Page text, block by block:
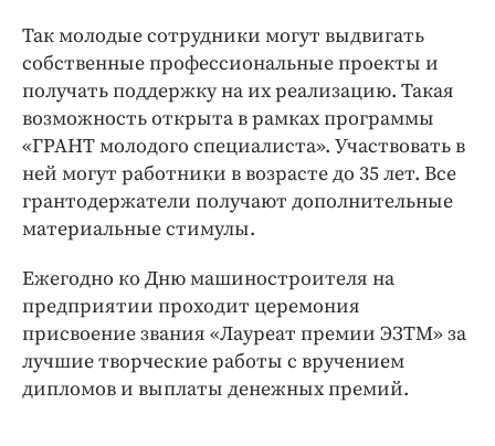
Так молодые сотрудники могут выдвигать
собственные профессиональные проекты и
получать поддержку на их реализацию. Такая
возможность открыта в рамках программы
«ГРАНТ молодого специалиста». Участвовать в
ней могут работники в возрасте до 35 лет. Все
грантодержатели получают дополнительные
материальные стимулы.
Ежегодно ко Дню машиностроителя на
предприятии проходит церемония
присвоение звания «Лауреат премии ЭЗТМ» за
лучшие творческие работы с вручением
дипломов и выплаты денежных премий.